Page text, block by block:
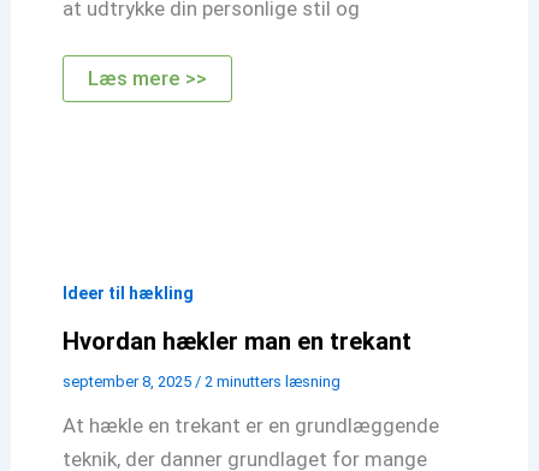
at udtrykke din personlige stil og
Hvordan
hækler
Læs mere >>
Ideer til hækling
Hvordan hækler man en trekant
september 8, 2025 / 2 minutters læsning
At hækle en trekant er en grundlæggende
teknik, der danner grundlaget for mange